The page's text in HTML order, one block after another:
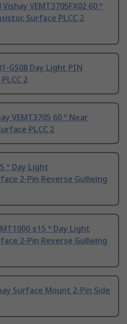
VEMT3705FX02 60 °
Surface PLCC 2
GS08 Day Light PIN
2
VEMT3705 60 ° Near
PLCC 2
° Day Light
2-Pin Reverse Gullwing
±15 ° Day Light
2-Pin Reverse Gullwing
Surface Mount 2-Pin Side